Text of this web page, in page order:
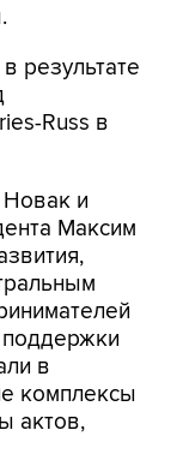
результате
Russ в
и
Максим
поддержки
в
комплексы
актов,